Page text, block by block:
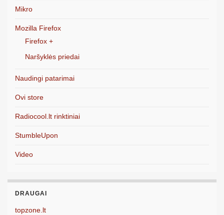
Mikro
Mozilla Firefox
Firefox +
Naršyklės priedai
Naudingi patarimai
Ovi store
Radiocool.lt rinktiniai
StumbleUpon
Video
DRAUGAI
topzone.lt